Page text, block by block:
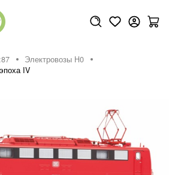
Электровозы H0
IV